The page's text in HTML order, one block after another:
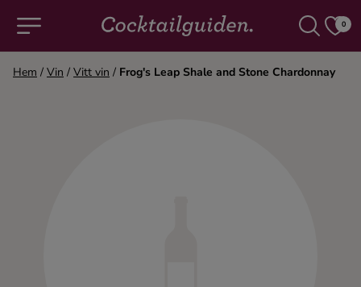
0
Hem / Vin / Vitt vin / Frog's Leap Shale and Stone Chardonnay